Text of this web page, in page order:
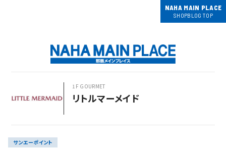
NAHA MAIN PLACE
SHOPBLOG TOP
1F GOURMET
リトルマーメイド
サンエーポイント